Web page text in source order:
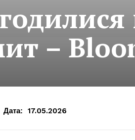
–
Дата: 17.05.2026